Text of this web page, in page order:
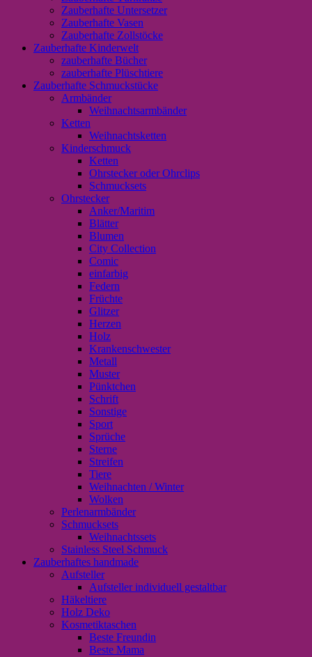
Zauberhafte Untersetzer
Zauberhafte Vasen
Zauberhafte Zollstöcke
Zauberhafte Kinderwelt
zauberhafte Bücher
zauberhafte Plüschtiere
Zauberhafte Schmuckstücke
Armbänder
Weihnachtsarmbänder
Ketten
Weihnachtsketten
Kinderschmuck
Ketten
Ohrstecker oder Ohrclips
Schmucksets
Ohrstecker
Anker/Maritim
Blätter
Blumen
City Collection
Comic
einfarbig
Federn
Früchte
Glitzer
Herzen
Holz
Krankenschwester
Metall
Muster
Pünktchen
Schrift
Sonstige
Sport
Sprüche
Sterne
Streifen
Tiere
Weihnachten / Winter
Wolken
Perlenarmbänder
Schmucksets
Weihnachtssets
Stainless Steel Schmuck
Zauberhaftes handmade
Aufsteller
Aufsteller individuell gestaltbar
Häkeltiere
Holz Deko
Kosmetiktaschen
Beste Freundin
Beste Mama